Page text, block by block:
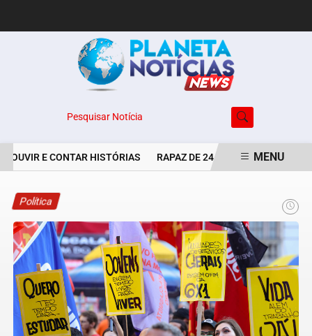
Pesquisar Notícia
E CONTAR HISTÓRIAS RAPAZ DE 24 ANOS É MENU
Política